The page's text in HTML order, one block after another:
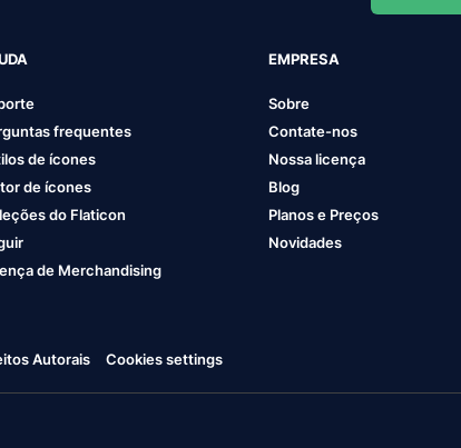
frequentes
de ícones
de ícones
do Flaticon
de Merchandising
EMPRESA
Sobre
Contate-nos
Nossa licença
Blog
Planos e Preços
Novidades
Autorais Cookies settings